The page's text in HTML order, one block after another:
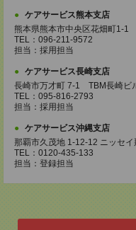
ケアサービス熊本支店
熊本県熊本市中央区花畑町1-1
TEL：096-211-9572
担当：採用担当
ケアサービス長崎支店
長崎市万才町 7-1 TBM長崎ビ
TEL：095-816-2793
担当：採用担当
ケアサービス沖縄支店
那覇市久茂地 1-12-12 ニッセ
TEL：0120-435-133
担当：登録担当